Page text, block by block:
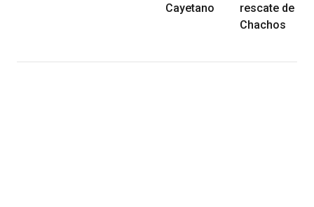
Cayetano
rescate de
Chachos